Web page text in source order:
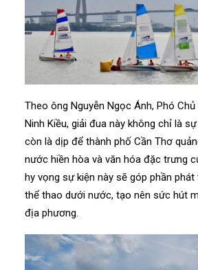
Theo ông Nguyễn Ngọc Ánh, Phó Chủ
Ninh Kiều, giải đua này không chỉ là
còn là dịp để thành phố Cần Thơ
nước hiền hòa và văn hóa đặc trưng
hy vọng sự kiện này sẽ góp phần
thể thao dưới nước, tạo nên sức hút
địa phương.